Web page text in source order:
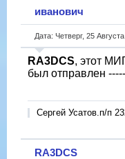
иванович
Дата: Четверг, 25
RA3DCS, этот
был отправлен
Сергей Усатов.п/п
RA3DCS